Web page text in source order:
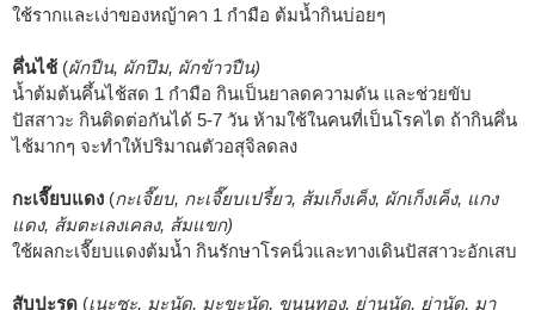
ใช้รากและเง่าของหญ้าคา 1 กำมือ ต้มน้ำกินบ่อยๆ
คึ่นไช้(ผักปืน, ผักปึม, ผักข้าวปืน)
น้ำต้มต้นคึ้นไช้สด 1 กำมือ กินเป็นยาลดความดัน และช่วยขับ
ปัสสาวะ กินติดต่อกันได้ 5-7 วัน ห้ามใช้ในคนที่เป็นโรคไต ถ้ากินคึ่น
ไช้มากๆ จะทำให้ปริมาณตัวอสุจิลดลง
กะเจี๊ยบแดง (กะเจี๊ยบ, กะเจี๊ยบเปรี้ยว, ส้มเก็งเค็ง, ผักเก็งเค็ง, แกง
แดง, ส้มตะเลงเคลง, ส้มแขก)
ใช้ผลกะเจี๊ยบแดงต้มน้ำ กินรักษาโรคนิ่วและทางเดินปัสสาวะอักเสบ
สับปะรด (เนะซะ, มะนัด, มะขะนัด, ขนุนทอง, ย่านนัด, ย่านัด, มา